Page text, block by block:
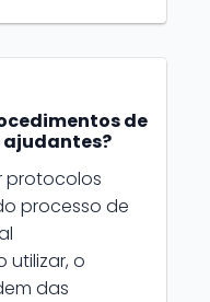
de
protocolos
processo de
o
das